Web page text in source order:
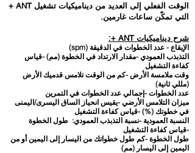
الوقت الفعلي إلى العديد من ديناميكيات تشغيل ANT +
التي تمكّن ساعات غارمين.
شرح ديناميكيات ANT +:
الإيقاع - عدد الخطوات في الدقيقة (spm)
التذبذب العمودي -مقدار الارتداد في الخطوة (مم) -قياس
كفاءة التشغيل
وقت ملامسة الأرض -كم من الوقت تلامس قدميك الأرض
(مللي ثانية)
عدد الخطوات -إجمالي عدد الخطوات في التمرين
ميزان التلامس الأرضي -يقيس انحياز الساق اليسرى/اليمنى
في خطوتك (%) -قياس كفاءة التشغيل
النسبة العمودية -نسبة التذبذب العمودي: طول الخطوة
-قياس كفاءة التشغيل
طول الخطوة -كم طول خطواتك من اليسار إلى اليمين أو من
اليمين إلى اليسار (مم)